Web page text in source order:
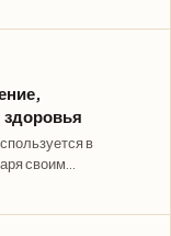
здоровья
в
своим
несмотря на